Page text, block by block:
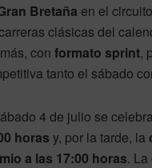
Bretaña en el
clásicas del
con formato sprint,
tanto el sábado
4 de julio se
horas y, por la tarde, la
a las 17:00 horas.